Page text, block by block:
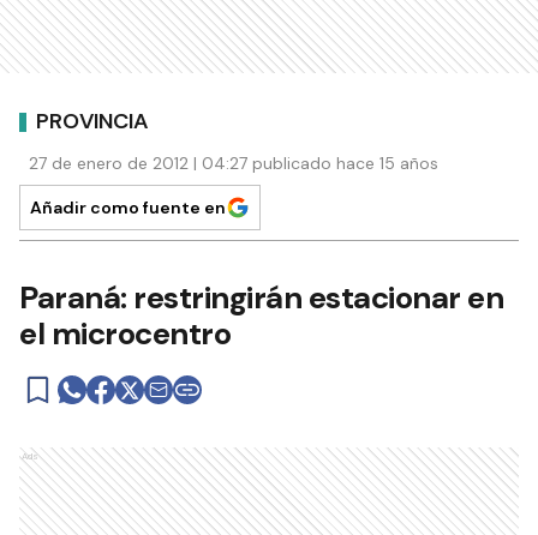
PROVINCIA
27 de enero de 2012 | 04:27 publicado hace 15 años
Añadir como fuente en
Paraná: restringirán estacionar en
el microcentro
Ads